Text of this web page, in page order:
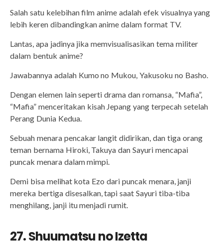
Salah satu kelebihan film anime adalah efek visualnya yang
lebih keren dibandingkan anime dalam format TV.
Lantas, apa jadinya jika memvisualisasikan tema militer
dalam bentuk anime?
Jawabannya adalah Kumo no Mukou, Yakusoku no Basho.
Dengan elemen lain seperti drama dan romansa, “Mafia”,
“Mafia” menceritakan kisah Jepang yang terpecah setelah
Perang Dunia Kedua.
Sebuah menara pencakar langit didirikan, dan tiga orang
teman bernama Hiroki, Takuya dan Sayuri mencapai
puncak menara dalam mimpi.
Demi bisa melihat kota Ezo dari puncak menara, janji
mereka bertiga disesalkan, tapi saat Sayuri tiba-tiba
menghilang, janji itu menjadi rumit.
27. Shuumatsu no Izetta